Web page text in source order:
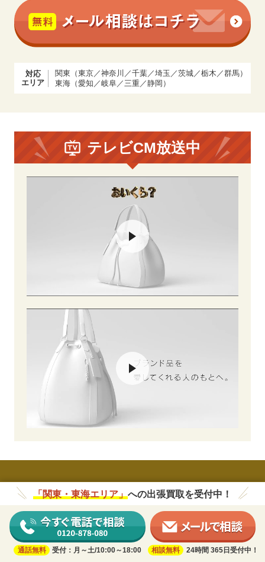
対応
エリア
関東（東京／神奈川／千葉／埼玉／茨城／栃木／群馬）
東海（愛知／岐阜／三重／静岡）
テレビCM放送中
関東・東海地区の出張買取
「関東・東海エリア」 への出張買取を受付中！
通話無料 受付：月～土/10:00～18:00 相談無料 24時間 365日受付中！